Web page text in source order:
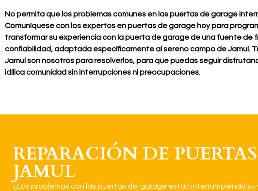
No permita que los problemas comunes en las puertas de garage
Comuníquese con los expertos en puertas de garage hoy para
transformar su experiencia con la puerta de garage de una fuente de
confiabilidad, adaptada específicamente al sereno campo de Jamul.
Jamul son nosotros para resolverlos, para que puedas seguir
idílica comunidad sin interrupciones ni preocupaciones.
REPARACIÓN DE
JAMUL
¿Los problemas con las puertas del garage están interrumpiendo